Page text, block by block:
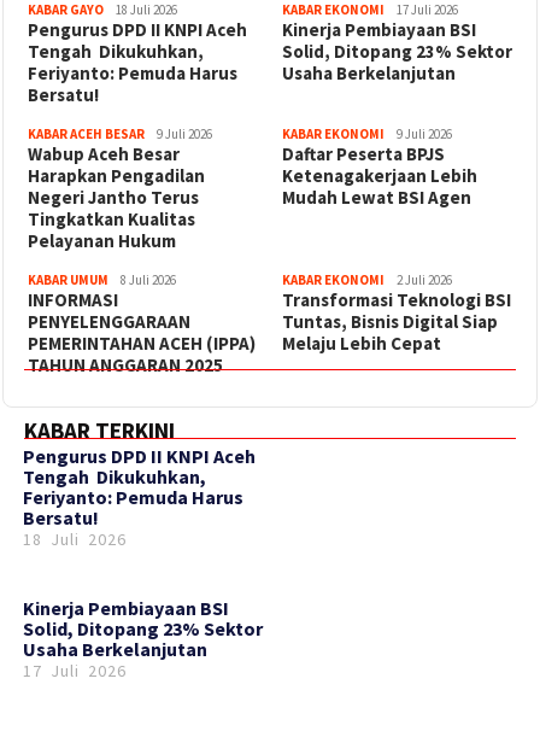
KABAR GAYO 18 Juli 2026
‎Pengurus DPD II KNPI Aceh
Tengah Dikukuhkan,
Feriyanto: Pemuda Harus
Bersatu!
KABAR EKONOMI 17 Juli 2026
Kinerja Pembiayaan BSI
Solid, Ditopang 23% Sektor
Usaha Berkelanjutan
KABAR ACEH BESAR 9 Juli 2026
Wabup Aceh Besar
Harapkan Pengadilan
Negeri Jantho Terus
Tingkatkan Kualitas
Pelayanan Hukum
KABAR EKONOMI 9 Juli 2026
Daftar Peserta BPJS
Ketenagakerjaan Lebih
Mudah Lewat BSI Agen
KABAR UMUM 8 Juli 2026
INFORMASI
PENYELENGGARAAN
PEMERINTAHAN ACEH (IPPA)
TAHUN ANGGARAN 2025
KABAR EKONOMI 2 Juli 2026
Transformasi Teknologi BSI
Tuntas, Bisnis Digital Siap
Melaju Lebih Cepat
KABAR TERKINI
‎Pengurus DPD II KNPI Aceh
Tengah Dikukuhkan,
Feriyanto: Pemuda Harus
Bersatu!
18 Juli 2026
Kinerja Pembiayaan BSI
Solid, Ditopang 23% Sektor
Usaha Berkelanjutan
17 Juli 2026